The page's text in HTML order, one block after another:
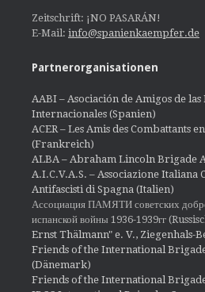
Zeitschrift: ¡NO PASARÁN!
E-Mail: info@spanienkaempfer.de
Partnerorganisationen
AABI – Asociación de Amigos de
Internacionales (Spanien)
ACER – Les Amis des Combattants
(Frankreich)
ALBA – Abraham Lincoln Brigade
A.I.C.V.A.S. – Associazione
Antifascisti di Spagna (Italien)
Ассоциация ПАМЯТИ советских
испанской войны 1936-1939гг
Ernst Thälmann" e. V., Ziegenhals-
Friends of the International
(Dänemark)
Friends of the International